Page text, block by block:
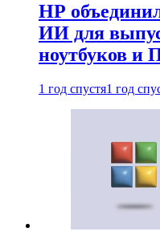
HP
ИИ для
ноутбуков и
1 год спустя1 год